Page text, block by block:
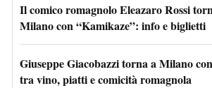
Il comico romagnolo Eleazaro Rossi
Milano con “Kamikaze”: info e biglietti
Giuseppe Giacobazzi torna a Milano
tra vino, piatti e comicità romagnola